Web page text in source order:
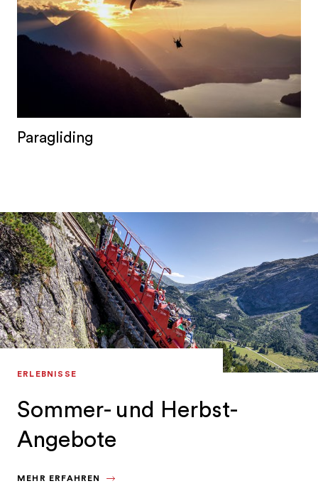
Paragliding
ERLEBNISSE
Sommer- und Herbst-
Angebote
MEHR ERFAHREN